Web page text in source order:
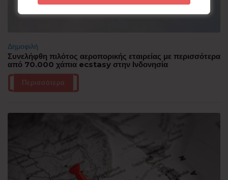
Δημοφιλή
Συνελήφθη πιλότος αεροπορικής εταιρείας με περισσότερα
από 70.000 χάπια ecstasy στην Ινδονησία
Περισσότερα